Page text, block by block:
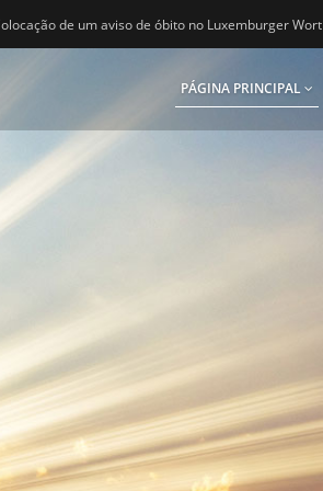
de um aviso de óbito no Luxemburger Wort
PÁGINA PRINCIPAL